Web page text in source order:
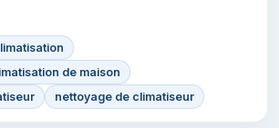
de maison
nettoyage de climatiseur